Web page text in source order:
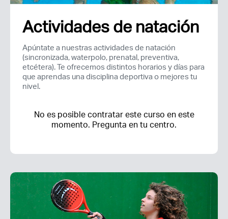
Actividades de natación
Apúntate a nuestras actividades de natación
(sincronizada, waterpolo, prenatal, preventiva,
etcétera). Te ofrecemos distintos horarios y días para
que aprendas una disciplina deportiva o mejores tu
nivel.
No es posible contratar este curso en este
momento. Pregunta en tu centro.